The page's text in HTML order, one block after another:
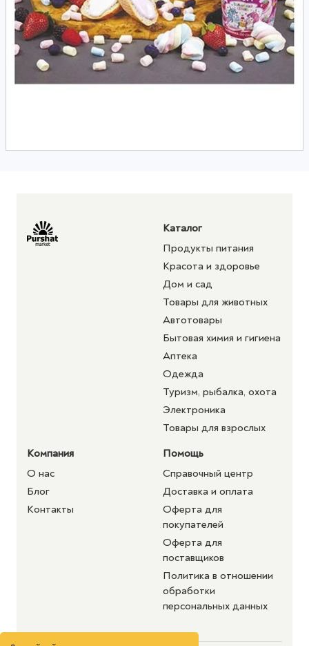
Каталог
Продукты питания
Красота и здоровье
Дом и сад
Товары для животных
Автотовары
Бытовая химия и гигиена
Аптека
Одежда
Туризм, рыбалка, охота
Электроника
Товары для взрослых
Компания
О нас
Блог
Контакты
Помощь
Справочный центр
Доставка и оплата
Оферта для
покупателей
Оферта для
поставщиков
Политика в отношении
обработки
персональных данных